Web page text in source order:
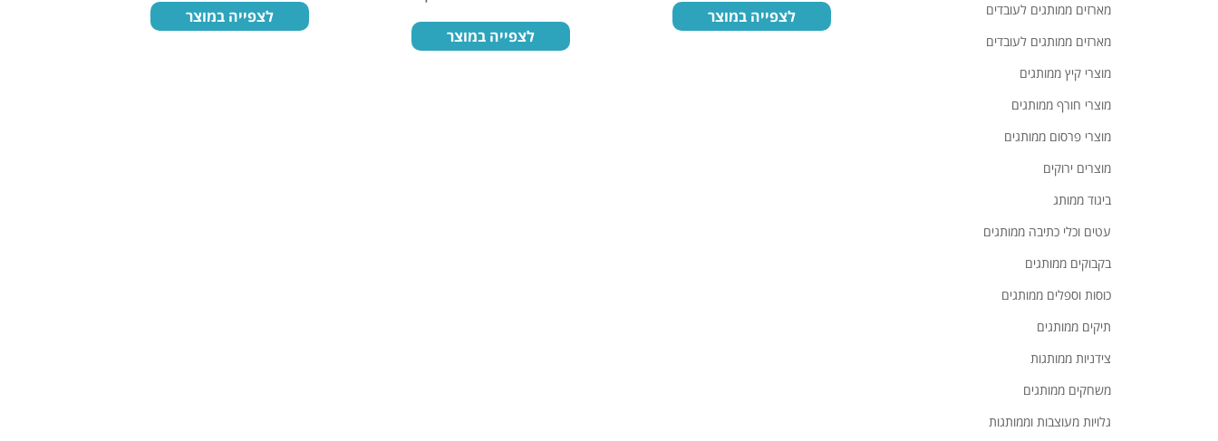
מארזים ממותגים לעובדים
מארזים ממותגים לעובדים
מוצרי קיץ ממותגים
מוצרי חורף ממותגים
מוצרי פרסום ממותגים
מוצרים ירוקים
ביגוד ממותג
עטים וכלי כתיבה ממותגים
בקבוקים ממותגים
כוסות וספלים ממותגים
תיקים ממותגים
צידניות ממותגות
משחקים ממותגים
גלויות מעוצבות וממותגות
לצפייה במוצר
לצפייה במוצר
לצפייה במוצר
לצפייה במוצר